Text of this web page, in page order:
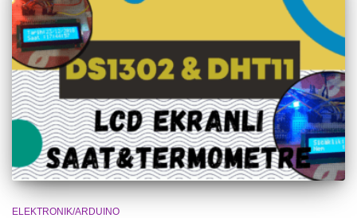
ELEKTRONIK/ARDUINO